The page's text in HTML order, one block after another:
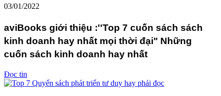
03/01/2022
aviBooks giới thiệu :''Top 7 cuốn sách sách
kinh doanh hay nhất mọi thời đại" Những
cuốn sách kinh doanh hay nhất
Đọc tin